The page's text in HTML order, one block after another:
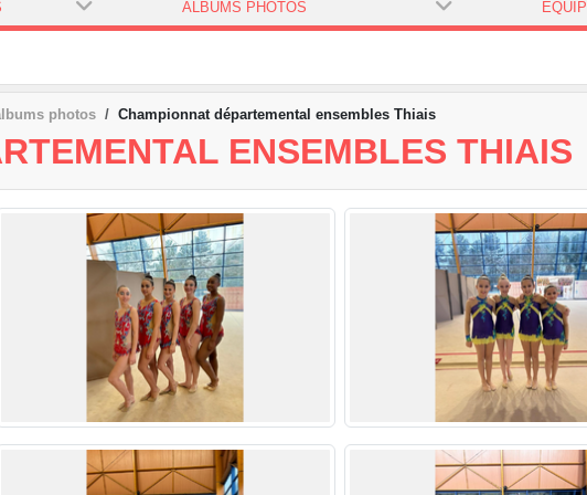
ALBUMS PHOTOS
photos Championnat départemental ensembles Thiais
ENSEMBLES THIAIS